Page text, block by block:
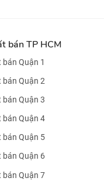
bán TP HCM
bán Quận 1
bán Quận 2
bán Quận 3
bán Quận 4
bán Quận 5
bán Quận 6
bán Quận 7